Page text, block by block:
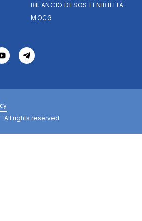
BILANCIO DI SOSTENIBILITÀ
MOCG
All rights reserved